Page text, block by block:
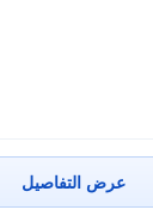
عرض التفاصيل